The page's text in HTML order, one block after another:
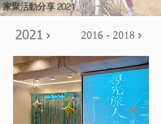
家聚活動分享2021
2021 2016 - 2018